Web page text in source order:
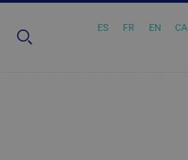
ES FR EN CA